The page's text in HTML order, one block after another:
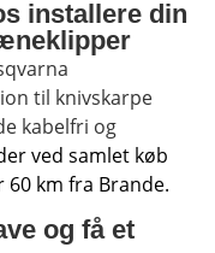
installere din
til knivskarpe
kabelfri og
ved samlet køb
km fra Brande.
og få et